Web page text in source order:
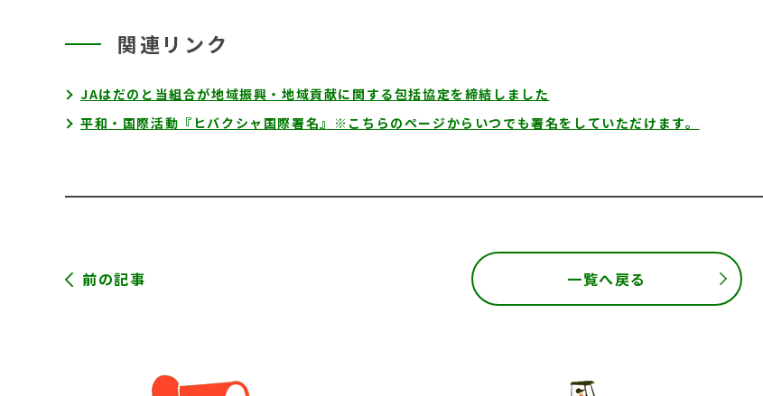
関連リンク
JAはだのと当組合が地域振興・地域貢献に関する包括協定を締結しました
平和・国際活動『ヒバクシャ国際署名』※こちらのページからいつでも署名をしていただけます。
前の記事 一覧へ戻る